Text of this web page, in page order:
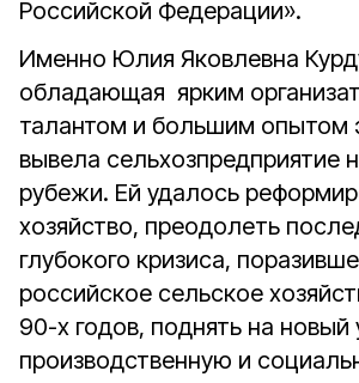
Российской Федерации».
Именно Юлия Яковлевна
обладающая ярким
талантом и большим опытом
вывела сельхозпредприятие
рубежи. Ей удалось
хозяйство, преодолеть
глубокого кризиса,
российское сельское
90-х годов, поднять на новый
производственную и